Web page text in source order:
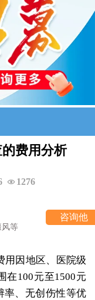
费用分析
1276
咨询他
因地区、医院级
在100元至1500元
率、无创伤性等优